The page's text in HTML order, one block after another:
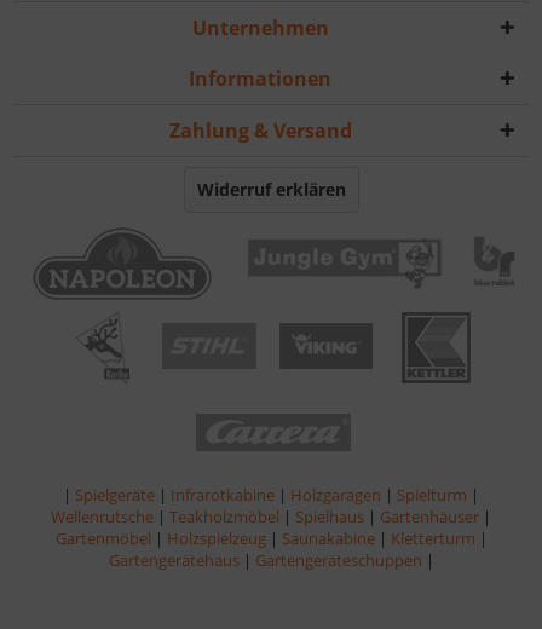
Unternehmen
Informationen
Zahlung & Versand
Widerruf erklären
| Spielgeräte | Infrarotkabine | Holzgaragen | Spielturm |
Wellenrutsche | Teakholzmöbel | Spielhaus | Gartenhäuser |
Gartenmöbel | Holzspielzeug | Saunakabine | Kletterturm |
Gartengerätehaus | Gartengeräteschuppen |